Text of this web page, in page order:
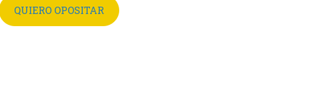
QUIERO OPOSITAR